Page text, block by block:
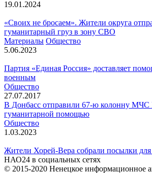
19.01.2024
«Своих не бросаем». Жители округа
гуманитарный груз в зону СВО
Материалы Общество
5.06.2023
Партия «Единая Россия» доставляет
военным
Общество
27.07.2017
В Донбасс отправили 67-ю колонну МЧС
гуманитарной помощью
Общество
1.03.2023
Жители Хорей-Вера собрали посылки
НАО24 в социальных сетях
© 2015-2020 Ненецкое информационное